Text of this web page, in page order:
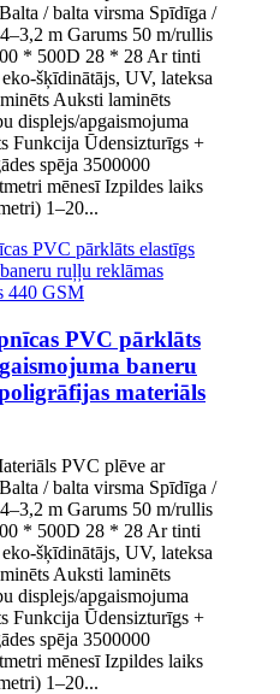
/ balta virsma Spīdīga /
m Garums 50 m/rullis
* 500D 28 * 28 Ar tinti
šķīdinātājs, UV, lateksa
Auksti laminēts
displejs/apgaismojuma
Funkcija Ūdensizturīgs +
spēja 3500000
mēnesī Izpildes laiks
1–20...
PVC pārklāts
baneru
materiāls
PVC plēve ar
/ balta virsma Spīdīga /
m Garums 50 m/rullis
* 500D 28 * 28 Ar tinti
šķīdinātājs, UV, lateksa
Auksti laminēts
displejs/apgaismojuma
Funkcija Ūdensizturīgs +
spēja 3500000
mēnesī Izpildes laiks
1–20...